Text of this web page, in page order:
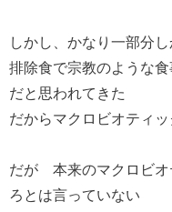
しかし、かなり一部分
排除食で宗教のような
だと思われてきた
だからマクロビオティ
だが 本来のマクロビオ
ろとは言っていない